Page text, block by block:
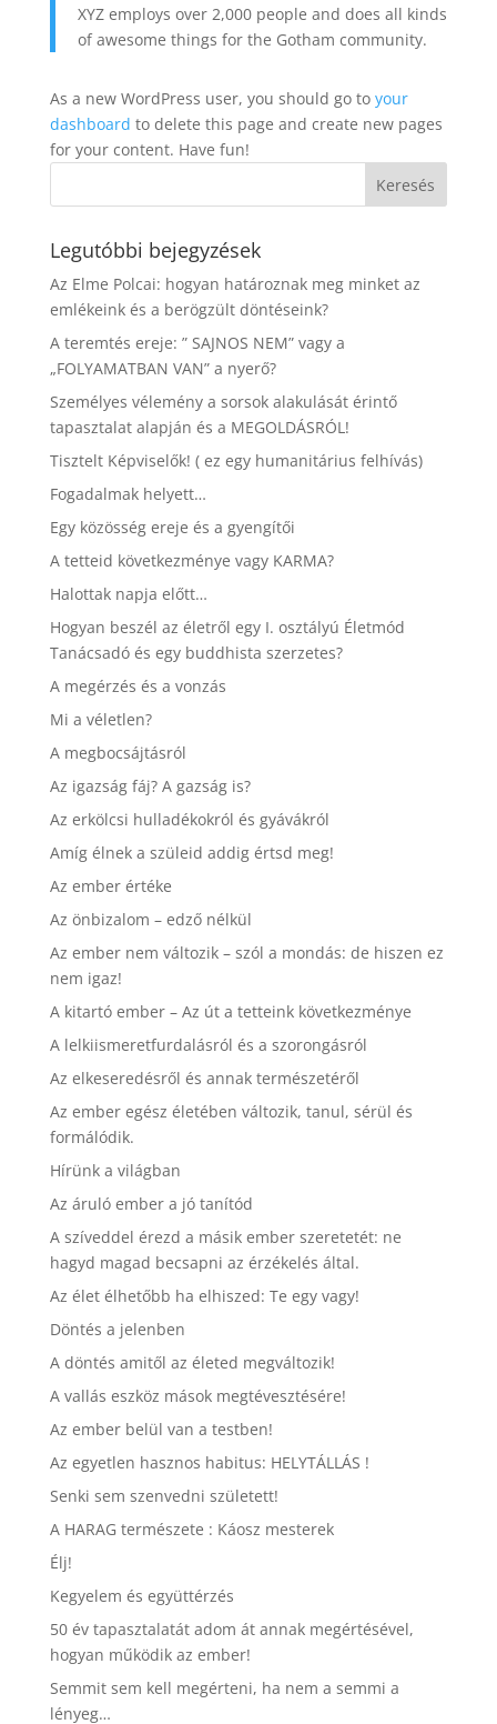
XYZ employs over 2,000 people and does all kinds
of awesome things for the Gotham community.
As a new WordPress user, you should go to your
dashboard to delete this page and create new pages
for your content. Have fun!
Legutóbbi bejegyzések
Az Elme Polcai: hogyan határoznak meg minket az
emlékeink és a berögzült döntéseink?
A teremtés ereje: ” SAJNOS NEM” vagy a
„FOLYAMATBAN VAN” a nyerő?
Személyes vélemény a sorsok alakulását érintő
tapasztalat alapján és a MEGOLDÁSRÓL!
Tisztelt Képviselők! ( ez egy humanitárius felhívás)
Fogadalmak helyett…
Egy közösség ereje és a gyengítői
A tetteid következménye vagy KARMA?
Halottak napja előtt…
Hogyan beszél az életről egy I. osztályú Életmód
Tanácsadó és egy buddhista szerzetes?
A megérzés és a vonzás
Mi a véletlen?
A megbocsájtásról
Az igazság fáj? A gazság is?
Az erkölcsi hulladékokról és gyávákról
Amíg élnek a szüleid addig értsd meg!
Az ember értéke
Az önbizalom – edző nélkül
Az ember nem változik – szól a mondás: de hiszen ez
nem igaz!
A kitartó ember – Az út a tetteink következménye
A lelkiismeretfurdalásról és a szorongásról
Az elkeseredésről és annak természetéről
Az ember egész életében változik, tanul, sérül és
formálódik.
Hírünk a világban
Az áruló ember a jó tanítód
A szíveddel érezd a másik ember szeretetét: ne
hagyd magad becsapni az érzékelés által.
Az élet élhetőbb ha elhiszed: Te egy vagy!
Döntés a jelenben
A döntés amitől az életed megváltozik!
A vallás eszköz mások megtévesztésére!
Az ember belül van a testben!
Az egyetlen hasznos habitus: HELYTÁLLÁS !
Senki sem szenvedni született!
A HARAG természete : Káosz mesterek
Élj!
Kegyelem és együttérzés
50 év tapasztalatát adom át annak megértésével,
hogyan működik az ember!
Semmit sem kell megérteni, ha nem a semmi a
lényeg…